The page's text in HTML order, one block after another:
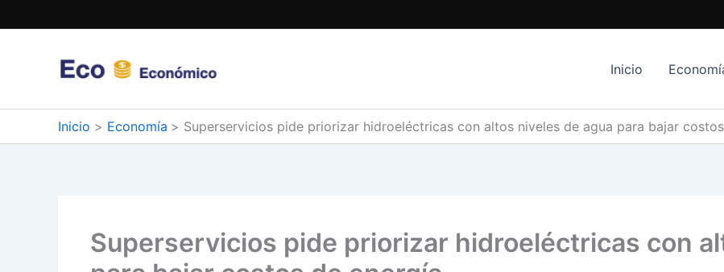
al
Inicio
Inicio Economía Superservicios pide priorizar hidroeléctricas con altos niveles de agua para bajar
Superservicios pide priorizar hidroeléctricas con